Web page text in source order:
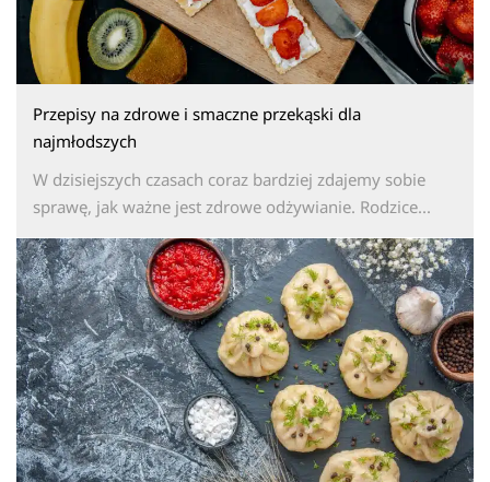
Przepisy na zdrowe i smaczne przekąski dla
najmłodszych
W dzisiejszych czasach coraz bardziej zdajemy sobie
sprawę, jak ważne jest zdrowe odżywianie. Rodzice...